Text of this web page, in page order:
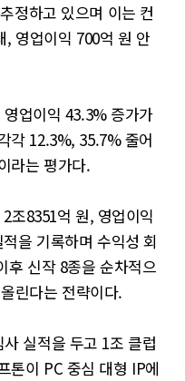
정하고 있으며 이는 컨
, 영업이익 700억 원 안
업이익 43.3% 증가가
각 12.3%, 35.7% 줄어
라는 평가다.
조8351억 원, 영업이익
을 기록하며 수익성 회
후 신작 8종을 순차적으
린다는 전략이다.
실적을 두고 1조 클럽
톤이 PC 중심 대형 IP에